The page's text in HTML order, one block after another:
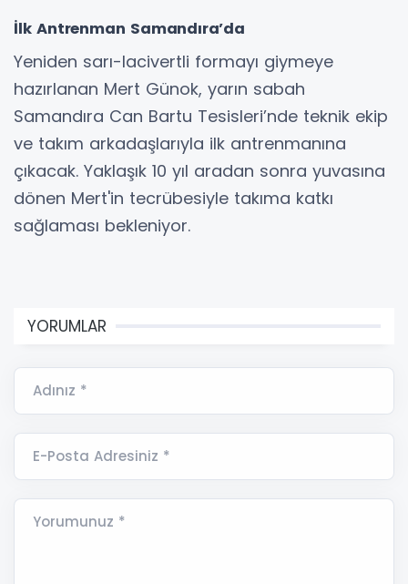
İlk Antrenman Samandıra’da
Yeniden sarı-lacivertli formayı giymeye
hazırlanan Mert Günok, yarın sabah
Samandıra Can Bartu Tesisleri’nde teknik ekip
ve takım arkadaşlarıyla ilk antrenmanına
çıkacak. Yaklaşık 10 yıl aradan sonra yuvasına
dönen Mert'in tecrübesiyle takıma katkı
sağlaması bekleniyor.
YORUMLAR
Adınız *
E-Posta Adresiniz *
Yorumunuz *